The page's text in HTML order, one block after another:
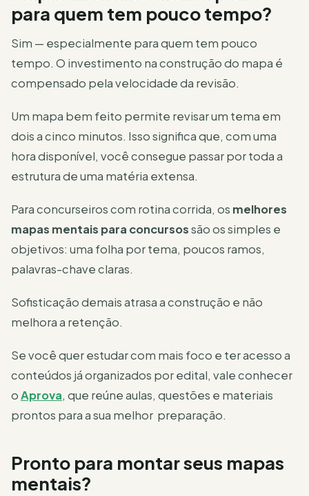
para quem tem pouco tempo?
Sim — especialmente para quem tem pouco
tempo. O investimento na construção do mapa é
compensado pela velocidade da revisão.
Um mapa bem feito permite revisar um tema em
dois a cinco minutos. Isso significa que, com uma
hora disponível, você consegue passar por toda a
estrutura de uma matéria extensa.
Para concurseiros com rotina corrida, os melhores
mapas mentais para concursossão os simples e
objetivos: uma folha por tema, poucos ramos,
palavras-chave claras.
Sofisticação demais atrasa a construção e não
melhora a retenção.
Se você quer estudar com mais foco e ter acesso a
conteúdos já organizados por edital, vale conhecer
oAprova, que reúne aulas, questões e materiais
prontos para a sua melhor preparação.
Pronto para montar seus mapas
mentais?